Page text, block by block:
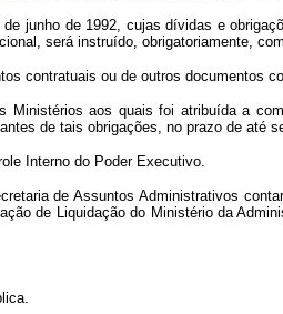
junho de 1992, cujas dívidas e
será instruído, obrigatoriamente,
contratuais ou de outros documentos
Ministérios aos quais foi atribuída a
de tais obrigações, no prazo de até
Interno do Poder Executivo.
de Assuntos Administrativos
de Liquidação do Ministério da